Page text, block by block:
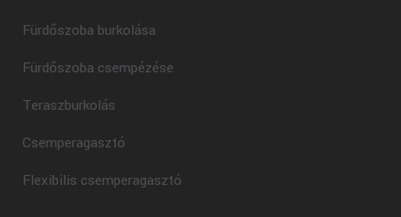
Fürdőszoba burkolása
Fürdőszoba csempézése
Teraszburkolás
Csemperagasztó
Flexibilis csemperagasztó